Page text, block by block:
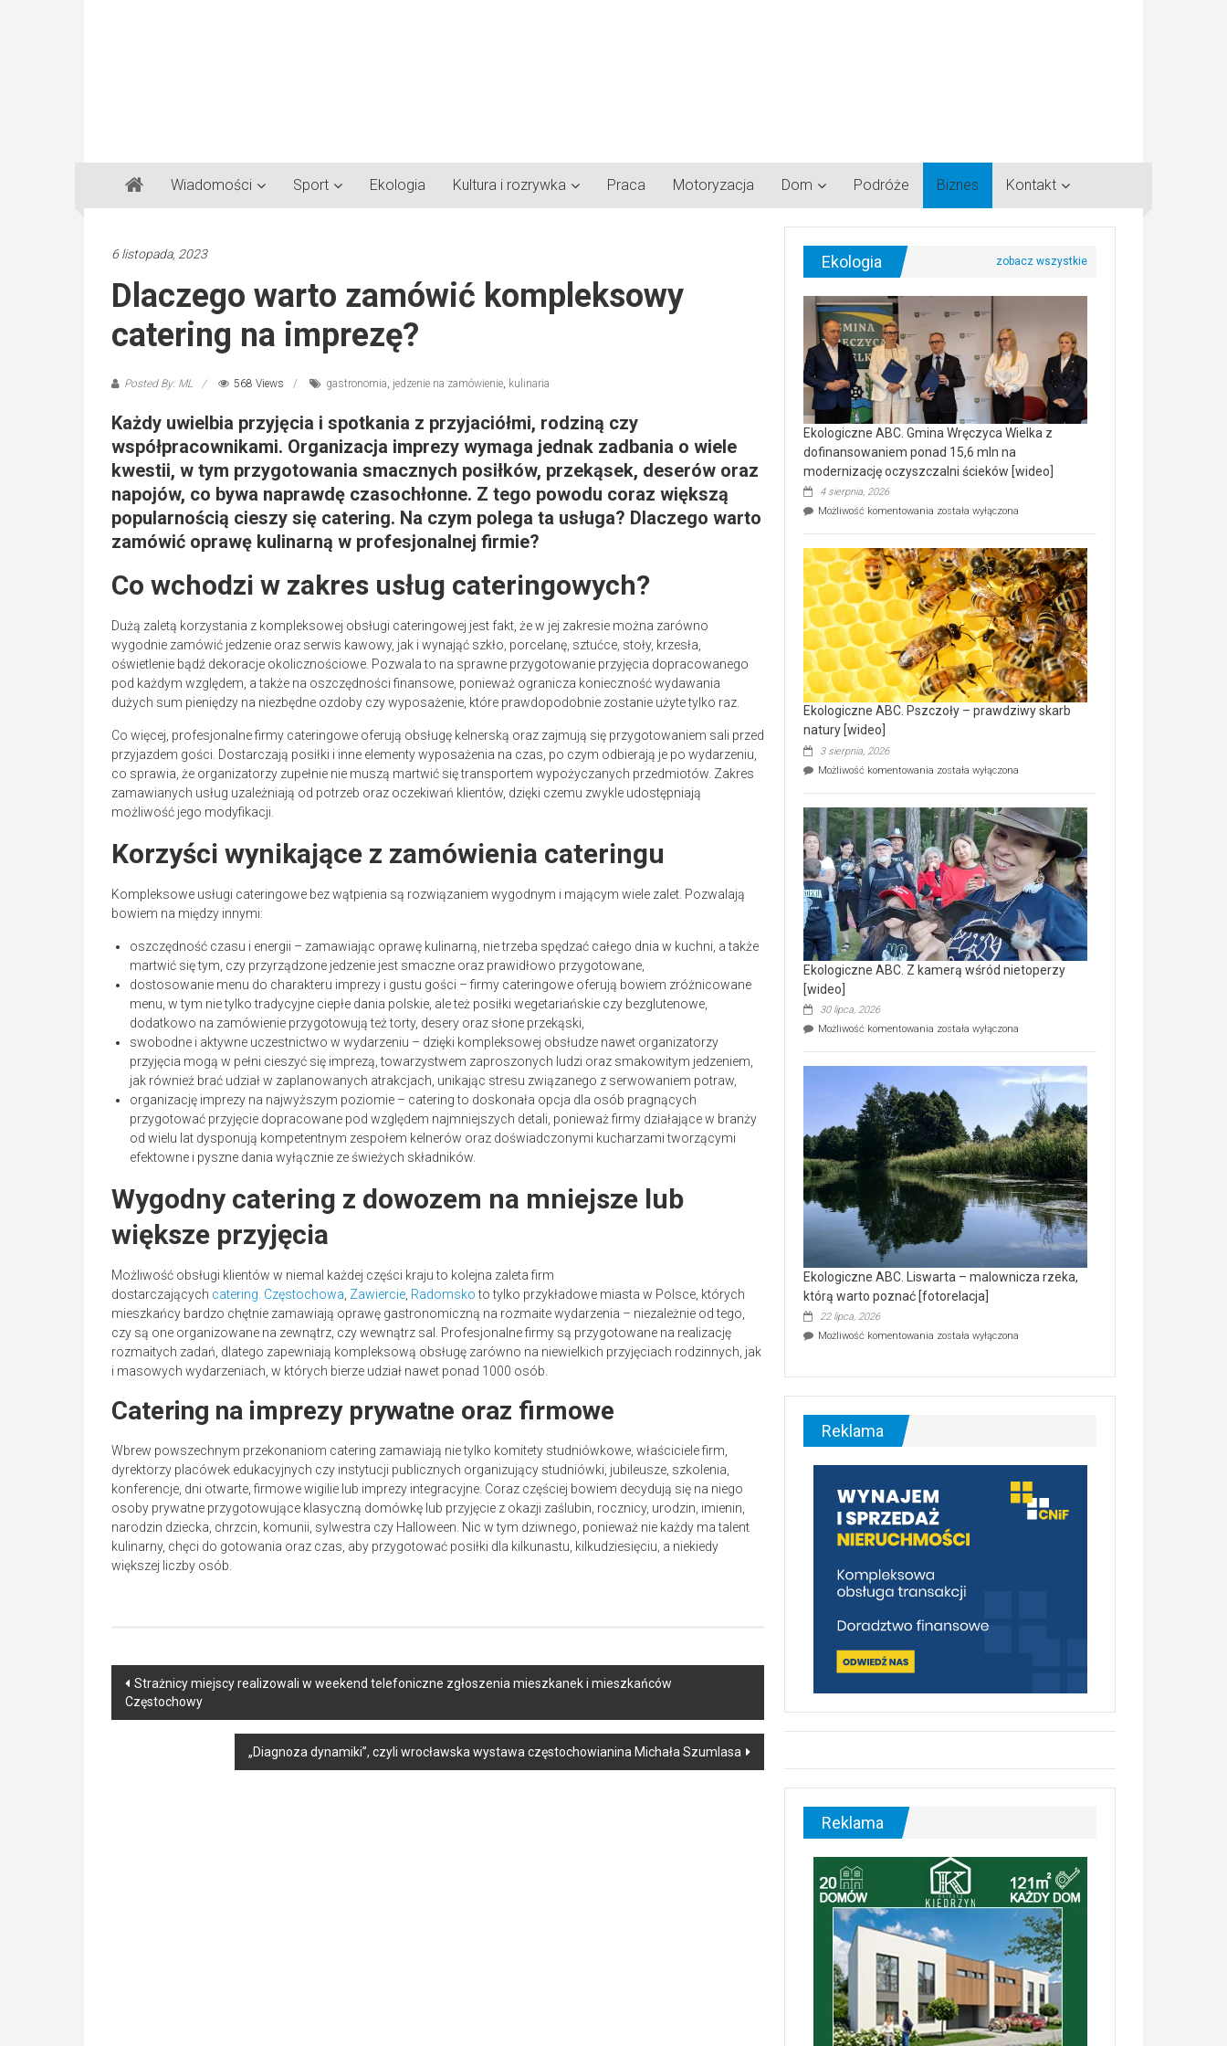
Gazeta
Regionalna
Kłobuck,
Myszków
Wiadomości Sport Ekologia Kultura i rozrywka Praca Motoryzacja Dom Podróże Biznes Kontakt
6 listopada, 2023
Dlaczego warto zamówić kompleksowy
catering na imprezę?
Posted By: ML 568 Views gastronomia, jedzenie na zamówienie, kulinaria
Każdy uwielbia przyjęcia i spotkania z przyjaciółmi, rodziną czy
współpracownikami. Organizacja imprezy wymaga jednak zadbania o wiele
kwestii, w tym przygotowania smacznych posiłków, przekąsek, deserów oraz
napojów, co bywa naprawdę czasochłonne. Z tego powodu coraz większą
popularnością cieszy się catering. Na czym polega ta usługa? Dlaczego warto
zamówić oprawę kulinarną w profesjonalnej firmie?
Co wchodzi w zakres usług cateringowych?
Dużą zaletą korzystania z kompleksowej obsługi cateringowej jest fakt, że w jej zakresie można zarówno
wygodnie zamówić jedzenie oraz serwis kawowy, jak i wynająć szkło, porcelanę, sztućce, stoły, krzesła,
oświetlenie bądź dekoracje okolicznościowe. Pozwala to na sprawne przygotowanie przyjęcia dopracowanego
pod każdym względem, a także na oszczędności finansowe, ponieważ ogranicza konieczność wydawania
dużych sum pieniędzy na niezbędne ozdoby czy wyposażenie, które prawdopodobnie zostanie użyte tylko raz.
Co więcej, profesjonalne firmy cateringowe oferują obsługę kelnerską oraz zajmują się przygotowaniem sali przed
przyjazdem gości. Dostarczają posiłki i inne elementy wyposażenia na czas, po czym odbierają je po wydarzeniu,
co sprawia, że organizatorzy zupełnie nie muszą martwić się transportem wypożyczanych przedmiotów. Zakres
zamawianych usług uzależniają od potrzeb oraz oczekiwań klientów, dzięki czemu zwykle udostępniają
możliwość jego modyfikacji.
Korzyści wynikające z zamówienia cateringu
Kompleksowe usługi cateringowe bez wątpienia są rozwiązaniem wygodnym i mającym wiele zalet. Pozwalają
bowiem na między innymi:
oszczędność czasu i energii – zamawiając oprawę kulinarną, nie trzeba spędzać całego dnia w kuchni, a także
martwić się tym, czy przyrządzone jedzenie jest smaczne oraz prawidłowo przygotowane,
dostosowanie menu do charakteru imprezy i gustu gości – firmy cateringowe oferują bowiem zróżnicowane
menu, w tym nie tylko tradycyjne ciepłe dania polskie, ale też posiłki wegetariańskie czy bezglutenowe,
dodatkowo na zamówienie przygotowują też torty, desery oraz słone przekąski,
swobodne i aktywne uczestnictwo w wydarzeniu – dzięki kompleksowej obsłudze nawet organizatorzy
przyjęcia mogą w pełni cieszyć się imprezą, towarzystwem zaproszonych ludzi oraz smakowitym jedzeniem,
jak również brać udział w zaplanowanych atrakcjach, unikając stresu związanego z serwowaniem potraw,
organizację imprezy na najwyższym poziomie – catering to doskonała opcja dla osób pragnących
przygotować przyjęcie dopracowane pod względem najmniejszych detali, ponieważ firmy działające w branży
od wielu lat dysponują kompetentnym zespołem kelnerów oraz doświadczonymi kucharzami tworzącymi
efektowne i pyszne dania wyłącznie ze świeżych składników.
Wygodny catering z dowozem na mniejsze lub
większe przyjęcia
Możliwość obsługi klientów w niemal każdej części kraju to kolejna zaleta firm
dostarczających catering. Częstochowa, Zawiercie, Radomskoto tylko przykładowe miasta w Polsce, których
mieszkańcy bardzo chętnie zamawiają oprawę gastronomiczną na rozmaite wydarzenia – niezależnie od tego,
czy są one organizowane na zewnątrz, czy wewnątrz sal. Profesjonalne firmy są przygotowane na realizację
rozmaitych zadań, dlatego zapewniają kompleksową obsługę zarówno na niewielkich przyjęciach rodzinnych, jak
i masowych wydarzeniach, w których bierze udział nawet ponad 1000 osób.
Catering na imprezy prywatne oraz firmowe
Wbrew powszechnym przekonaniom catering zamawiają nie tylko komitety studniówkowe, właściciele firm,
dyrektorzy placówek edukacyjnych czy instytucji publicznych organizujący studniówki, jubileusze, szkolenia,
konferencje, dni otwarte, firmowe wigilie lub imprezy integracyjne. Coraz częściej bowiem decydują się na niego
osoby prywatne przygotowujące klasyczną domówkę lub przyjęcie z okazji zaślubin, rocznicy, urodzin, imienin,
narodzin dziecka, chrzcin, komunii, sylwestra czy Halloween. Nic w tym dziwnego, ponieważ nie każdy ma talent
kulinarny, chęci do gotowania oraz czas, aby przygotować posiłki dla kilkunastu, kilkudziesięciu, a niekiedy
większej liczby osób.
Post
navigation
Strażnicy miejscy realizowali w weekend telefoniczne zgłoszenia mieszkanek i mieszkańców
Częstochowy
„Diagnoza dynamiki”, czyli wrocławska wystawa częstochowianina Michała Szumlasa
Ekologia
Ekologiczne ABC. Gmina Wręczyca Wielka z
dofinansowaniem ponad 15,6 mln na
modernizację oczyszczalni ścieków [wideo]
4 sierpnia, 2026
Możliwość komentowania Ekologiczne
Wręczyca
Wielka
z
dofinansowaniem
ponad
15,6
mln
na
modernizację
oczyszczalni
ścieków
[wideo]
została wyłączona
Ekologiczne ABC. Pszczoły – prawdziwy skarb
natury [wideo]
3 sierpnia, 2026
Możliwość komentowania Ekologiczne
–
prawdziwy
skarb
natury
[wideo]
została wyłączona
Ekologiczne ABC. Z kamerą wśród nietoperzy
[wideo]
30 lipca, 2026
Możliwość komentowania Ekologiczne
wśród
nietoperzy
[wideo]
została wyłączona
Ekologiczne ABC. Liswarta – malownicza rzeka,
którą warto poznać [fotorelacja]
22 lipca, 2026
Możliwość komentowania Ekologiczne
–
malownicza
[fotorelacja]
została wyłączona
Reklama
Reklama